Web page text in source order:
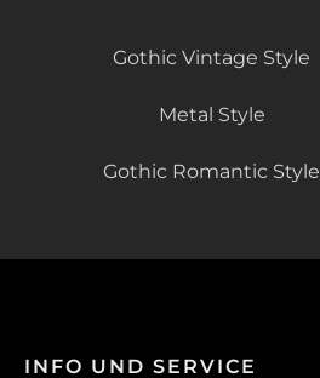
Gothic Vintage Style
Metal Style
Gothic Romantic Style
INFO UND SERVICE